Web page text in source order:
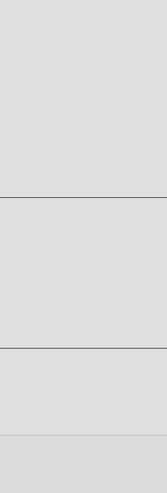
Kids Learning
oyunlarına ,
maksimum
özelliği hem de
modların ortaya